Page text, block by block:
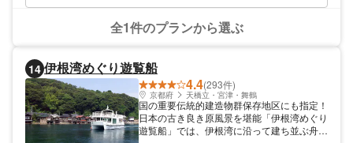
に利用することができます。サンタマリアの
乗り場へは、阪神高速16号大阪港線「天保
山IC」より車で約5分、地下鉄「大阪港」駅
中。通常大人1,600円の45分クルーズコース
が10％割引で1,440円、小学生は800円が
720円となります。また、サンタマリアの割
引チケットはスマホでの事前購入となるの
で、入り口でスマホを見せるだけとスムーズ
に入場できます。サンタマリアのお得なクー
全1件のプランから選ぶ
14 伊根湾めぐり遊覧船
4.4(293件)
京都府 天橋立・宮津・舞鶴
国の重要伝統的建造物群保存地区にも指定！
日本の古き良き原風景を堪能「伊根湾めぐり
遊覧船」では、伊根湾に沿って建ち並ぶ舟屋